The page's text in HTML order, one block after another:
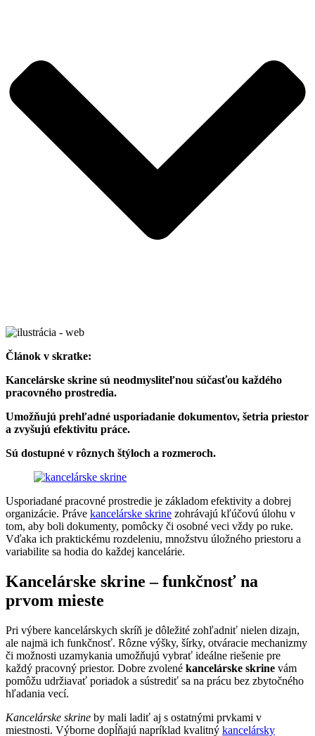
Článok v skratke:
Kancelárske skrine sú neodmysliteľnou súčasťou každého
pracovného prostredia.
Umožňujú prehľadné usporiadanie dokumentov, šetria priestor
a zvyšujú efektivitu práce.
Sú dostupné v rôznych štýloch a rozmeroch.
Usporiadané pracovné prostredie je základom efektivity a dobrej
organizácie. Práve kancelárske skrine zohrávajú kľúčovú úlohu v
tom, aby boli dokumenty, pomôcky či osobné veci vždy po ruke.
Vďaka ich praktickému rozdeleniu, množstvu úložného priestoru a
variabilite sa hodia do každej kancelárie.
Kancelárske skrine – funkčnosť na
prvom mieste
Pri výbere kancelárskych skríň je dôležité zohľadniť nielen dizajn,
ale najmä ich funkčnosť. Rôzne výšky, šírky, otváracie mechanizmy
či možnosti uzamykania umožňujú vybrať ideálne riešenie pre
každý pracovný priestor. Dobre zvolené kancelárske skrine vám
pomôžu udržiavať poriadok a sústrediť sa na prácu bez zbytočného
hľadania vecí.
Kancelárske skrine by mali ladiť aj s ostatnými prvkami v
miestnosti. Výborne dopĺňajú napríklad kvalitný kancelársky